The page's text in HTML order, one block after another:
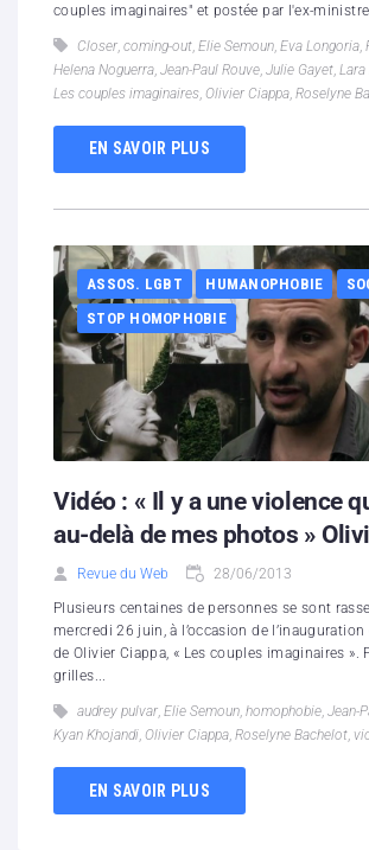
couples imaginaires" et postée par l'ex-
Closer, coming-out, Elie Semoun, Eva Longoria,
Helena Noguerra, Jean-Paul Rouve, Julie Gayet, Lara
Les couples imaginaires, Olivier Ciappa, Roselyne
EN SAVOIR PLUS
ASSOS. LGBT HUMANOPHOBIE
STOP HOMOPHOBIE
Vidéo : « Il y a une violence
au-delà de mes photos »
Revue du Web 28/06/2013
Plusieurs centaines de personnes se sont
mercredi 26 juin, à l’occasion de l’inauguration
de Olivier Ciappa, « Les couples imaginaires ».
grilles...
audrey pulvar, Elie Semoun, homophobie, Jean-
Kyan Khojandi, Olivier Ciappa, Roselyne Bachelot,
EN SAVOIR PLUS